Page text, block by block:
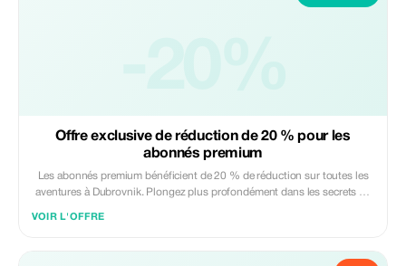
Offre exclusive de réduction de 20 % pour les
abonnés premium
Les abonnés premium bénéficient de 20 % de réduction sur toutes les
aventures à Dubrovnik. Plongez plus profondément dans les secrets de
VOIR L'OFFRE